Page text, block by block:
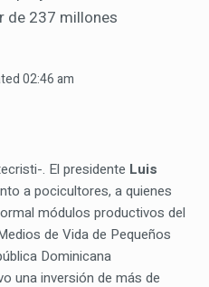
02:46 am
. El presidente Luis
a pocicultores, a quienes
módulos productivos del
de Vida de Pequeños
Dominicana
una inversión de más de